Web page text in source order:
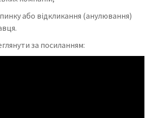
або відкликання (анулювання)
за посиланням: